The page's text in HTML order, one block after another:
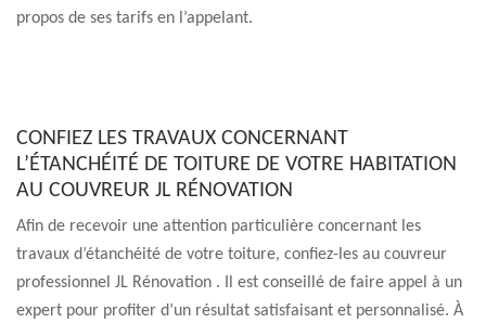
propos de ses tarifs en l’appelant.
CONFIEZ LES TRAVAUX CONCERNANT
L’ÉTANCHÉITÉ DE TOITURE DE VOTRE HABITATION
AU COUVREUR JL RÉNOVATION
Afin de recevoir une attention particulière concernant les
travaux d’étanchéité de votre toiture, confiez-les au couvreur
professionnel JL Rénovation . Il est conseillé de faire appel à un
expert pour profiter d’un résultat satisfaisant et personnalisé. À